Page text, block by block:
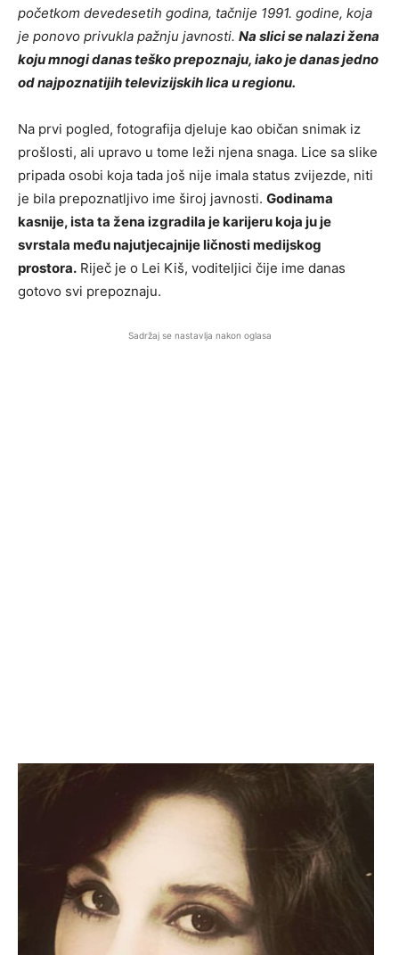
početkom devedesetih godina, tačnije 1991. godine, koja
je ponovo privukla pažnju javnosti. Na slici se nalazi žena
koju mnogi danas teško prepoznaju, iako je danas jedno
od najpoznatijih televizijskih lica u regionu.
Na prvi pogled, fotografija djeluje kao običan snimak iz
prošlosti, ali upravo u tome leži njena snaga. Lice sa slike
pripada osobi koja tada još nije imala status zvijezde, niti
je bila prepoznatljivo ime široj javnosti. Godinama
kasnije, ista ta žena izgradila je karijeru koja ju je
svrstala među najutjecajnije ličnosti medijskog
prostora. Riječ je o Lei Kiš, voditeljici čije ime danas
gotovo svi prepoznaju.
Sadržaj se nastavlja nakon oglasa